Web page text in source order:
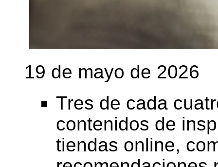
19 de mayo de 2026
Tres de cada
contenidos de
tiendas online,